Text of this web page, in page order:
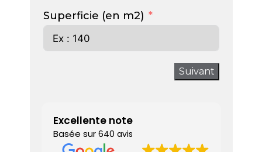
Superficie (en m2)
Suivant
Excellente note
Basée sur 640 avis